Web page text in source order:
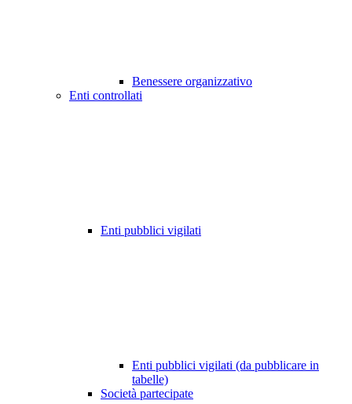
Benessere organizzativo
Enti controllati
Enti pubblici vigilati
Enti pubblici vigilati (da pubblicare in
tabelle)
Società partecipate